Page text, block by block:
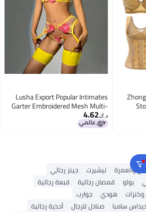
Lusha Export Popular Intimates
Garter Embroidered Mesh Multi-
Color Body Shaping Split Suit
Xyh0348
د.ك‏4.62
والعمرة تيشيرت
جينز رجالي
بولو قمصان رجالية
قبعة رجالية
هودي
جوارب
سامبا صنادل للرجال
أحذية رجالية